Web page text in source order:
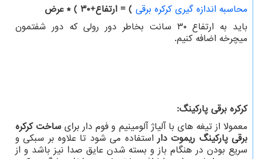
محاسبه اندازه گیری کرکره برقی = ( ارتفاع+۳۰ ) * عرض
باید به ارتفاع ۳۰ سانت بخاطر دور رولی که دور شفتمون
میچرخه اضافه کنیم.
کرکره برقی پارکینگ:
معمولا از تیغه های با آلیاژ آلومینیم و فوم دار برای ساخت کرکره
برقی پارکینگ ریموت داراستفاده می شود تا علاوه بر سبکی و
سریع بودن در هنگام باز و بسته شدن عایق صدا نیز باشد و از